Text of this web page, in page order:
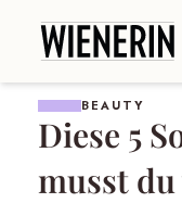
BEAUTY
Diese 5
musst